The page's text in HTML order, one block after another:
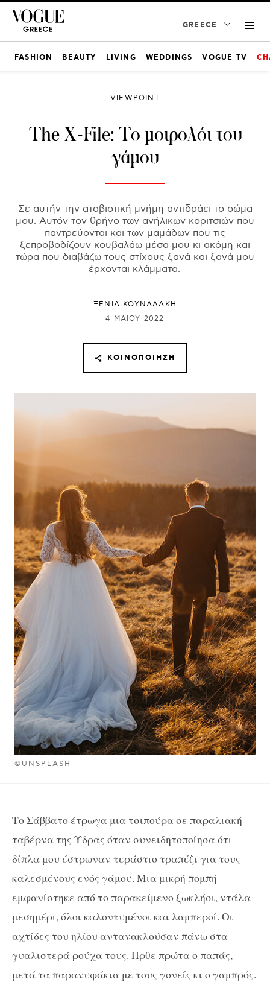
GREECE
FASHION BEAUTY LIVING WEDDINGS VOGUE TV
©UNSPLASH
VIEWPOINT
The X-File: Το μοιρολόι του
γάμου
Σε αυτήν την αταβιστική μνήμη αντιδράει το σώμα
μου. Αυτόν τον θρήνο των ανήλικων κοριτσιών που
παντρεύονται και των μαμάδων που τις
ξεπροβοδίζουν κουβαλάω μέσα μου κι ακόμη και
τώρα που διαβάζω τους στίχους ξανά και ξανά μου
έρχονται κλάμματα.
ΞΕΝΙΑ ΚΟΥΝΑΛΑΚΗ
4 ΜΑΪ́ΟΥ 2022
ΚΟΙΝΟΠΟΊΗΣΗ
Το Σάββατο έτρωγα μια τσιπούρα σε παραλιακή
ταβέρνα της Ύδρας όταν συνειδητοποίησα ότι
δίπλα μου έστρωναν τεράστιο τραπέζι για τους
καλεσμένους ενός γάμου. Μια μικρή πομπή
εμφανίστηκε από το παρακείμενο ξωκλήσι, ντάλα
μεσημέρι, όλοι καλοντυμένοι και λαμπεροί. Οι
αχτίδες του ηλίου αντανακλούσαν πάνω στα
γυαλιστερά ρούχα τους. Ηρθε πρώτα ο παπάς,
μετά τα παρανυφάκια με τους γονείς κι ο γαμπρός.